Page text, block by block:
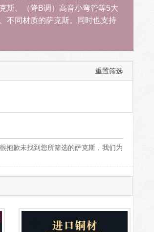
斯、（降B调）高音小弯管等5大
不同材质的萨克斯。同时也支持
重置筛选
抱歉未找到您所筛选的萨克斯，我们为